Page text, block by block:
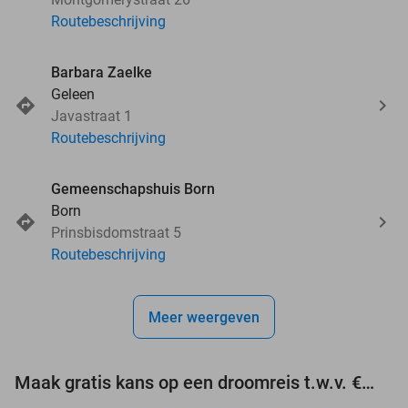
Routebeschrijving
Barbara Zaelke
Geleen
Javastraat 1
Routebeschrijving
Gemeenschapshuis Born
Born
Prinsbisdomstraat 5
Routebeschrijving
Meer weergeven
Maak gratis kans op een droomreis t.w.v. €3.000!